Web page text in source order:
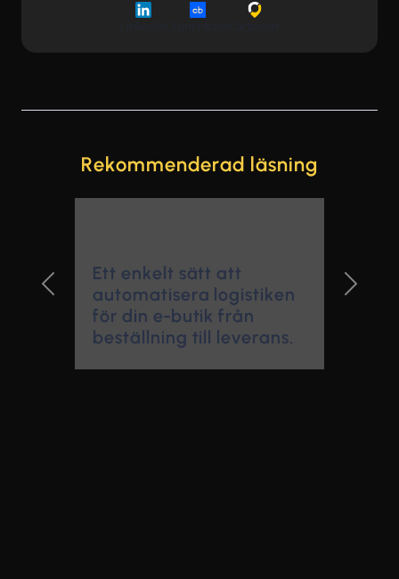
Rekommenderad läsning
automatisera logistiken
för din e-butik från
beställning till leverans.
Previous Slide Next